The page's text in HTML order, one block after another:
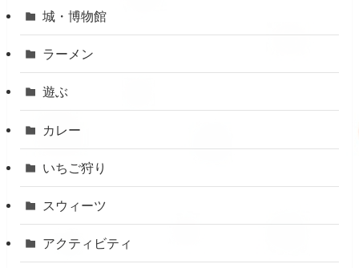
城・博物館
ラーメン
遊ぶ
カレー
いちご狩り
スウィーツ
アクティビティ